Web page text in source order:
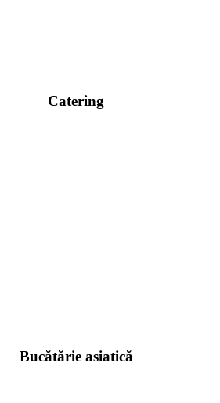
Catering
Bucătărie asiatică